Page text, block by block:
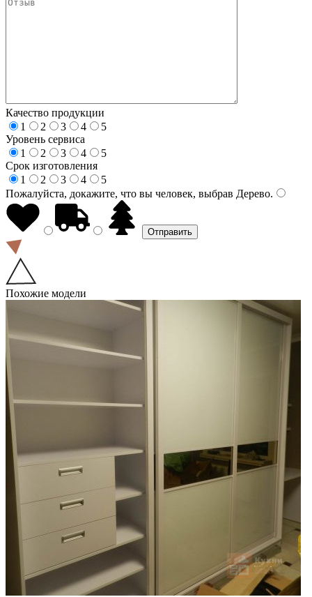
Качество продукции
1
2 3 4
5
Уровень сервиса
1
2 3 4
5
Срок изготовления
1
2 3 4
5
Пожалуйста, докажите, что вы человек, выбрав Дерево.
Похожие модели